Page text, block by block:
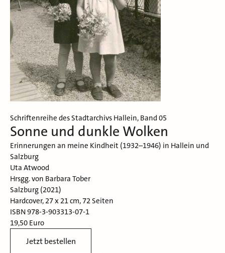
Schriftenreihe des Stadtarchivs Hallein, Band 05
Sonne und dunkle Wolken
Erinnerungen an meine Kindheit (1932–1946) in Hallein und
Salzburg
Uta Atwood
Hrsgg. von Barbara Tober
Salzburg (2021)
Hardcover, 27 x 21 cm, 72 Seiten
ISBN 978-3-903313-07-1
19,50 Euro
Jetzt bestellen